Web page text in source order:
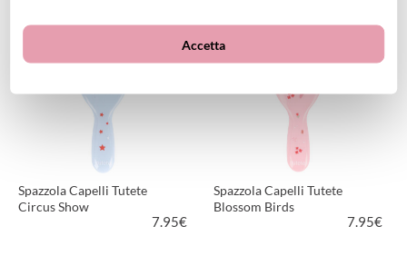
VEDI PRODOTTO VEDI PRODOTTO
Spazzola Capelli Tutete
Circus Show
7.95€
Spazzola Capelli Tutete
Blossom Birds
7.95€
Accetta